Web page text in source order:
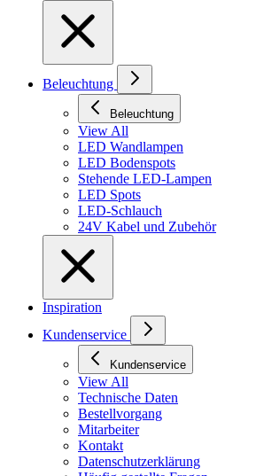
Beleuchtung
Beleuchtung
View All
LED Wandlampen
LED Bodenspots
Stehende LED-Lampen
LED Spots
LED-Schlauch
24V Kabel und Zubehör
Inspiration
Kundenservice
Kundenservice
View All
Technische Daten
Bestellvorgang
Mitarbeiter
Kontakt
Datenschutzerklärung